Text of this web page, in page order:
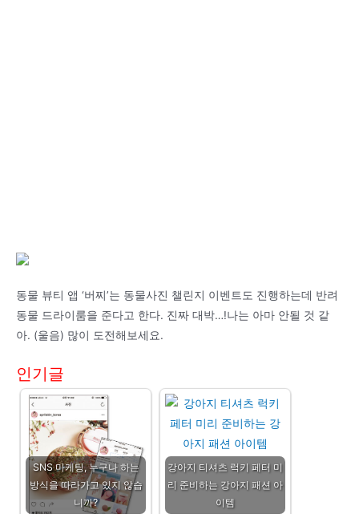
동물 뷰티 앱 ‘버찌’는 동물사진 챌린지 이벤트도 진행하는데 반려
동물 드라이룸을 준다고 한다. 진짜 대박…!나는 아마 안될 것 같
아. (울음) 많이 도전해보세요.
인기글
SNS 마케팅, 누구나 하는
방식을 따라가고 있지 않습
니까?
강아지 티셔츠 럭키 페터 미
리 준비하는 강아지 패션 아
이템